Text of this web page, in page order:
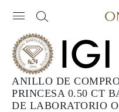
ANILLO DE
PRINCESA 0.50 CT
DE LABORATORIO